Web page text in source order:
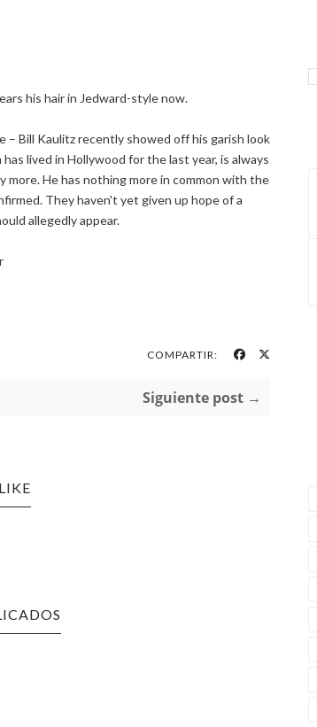
his hair in Jedward-style now.
– Bill Kaulitz recently showed off his garish look
lived in Hollywood for the last year, is always
He has nothing more in common with the
They haven't yet given up hope of a
allegedly appear.
COMPARTIR:
Siguiente post →